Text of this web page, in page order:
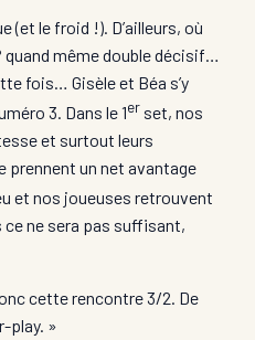
(et le froid !). D’ailleurs, où
même double décisif…
fois… Gisèle et Béa s’y
3. Dans le 1er set, nos
et surtout leurs
prennent un net avantage
et nos joueuses retrouvent
ce ne sera pas suffisant,
cette rencontre 3/2. De
play. »